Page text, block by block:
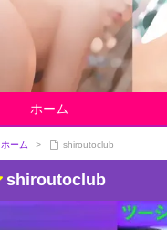
ホーム
ホーム > shiroutoclub
shiroutoclub